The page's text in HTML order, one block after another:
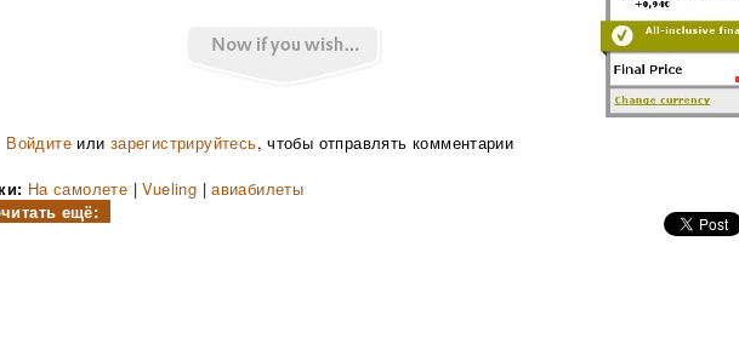
Войдитеили зарегистрируйтесь, чтобы отправлять комментарии
На самолете |Vueling |авиабилеты
ещё: